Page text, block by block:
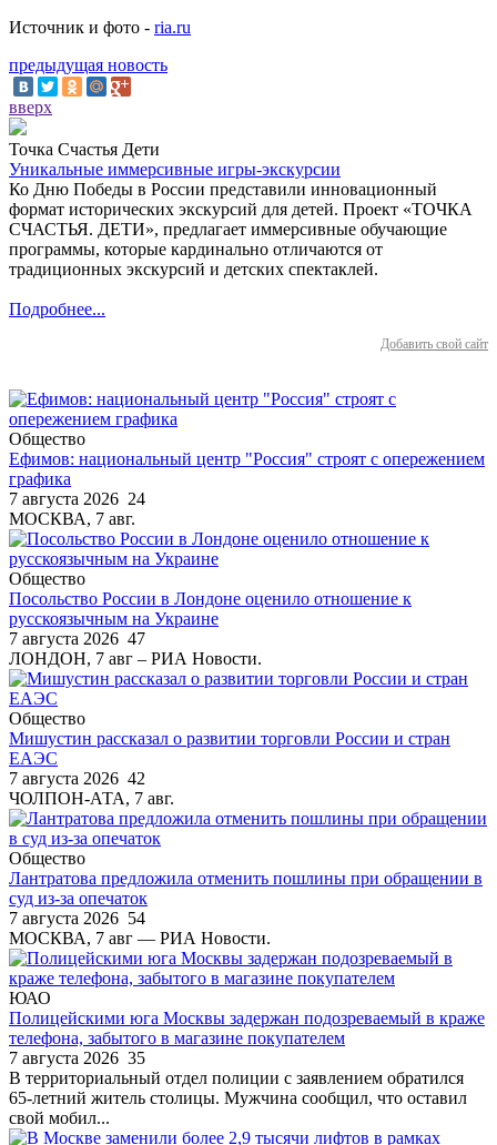
Источник и фото - ria.ru
предыдущая новость
вверх
Точка Счастья Дети
Уникальные иммерсивные игры-экскурсии
Ко Дню Победы в России представили инновационный
формат исторических экскурсий для детей. Проект «ТОЧКА
СЧАСТЬЯ. ДЕТИ», предлагает иммерсивные обучающие
программы, которые кардинально отличаются от
традиционных экскурсий и детских спектаклей.
Подробнее...
Добавить свой сайт
Общество
Ефимов: национальный центр "Россия" строят с опережением
графика
7 августа 2026 24
МОСКВА, 7 авг.
Общество
Посольство России в Лондоне оценило отношение к
русскоязычным на Украине
7 августа 2026 47
ЛОНДОН, 7 авг – РИА Новости.
Общество
Мишустин рассказал о развитии торговли России и стран
ЕАЭС
7 августа 2026 42
ЧОЛПОН-АТА, 7 авг.
Общество
Лантратова предложила отменить пошлины при обращении в
суд из-за опечаток
7 августа 2026 54
МОСКВА, 7 авг — РИА Новости.
ЮАО
Полицейскими юга Москвы задержан подозреваемый в краже
телефона, забытого в магазине покупателем
7 августа 2026 35
В территориальный отдел полиции с заявлением обратился
65-летний житель столицы. Мужчина сообщил, что оставил
свой мобил...